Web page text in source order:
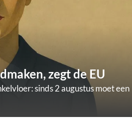
zegt de EU
sinds 2 augustus moet een